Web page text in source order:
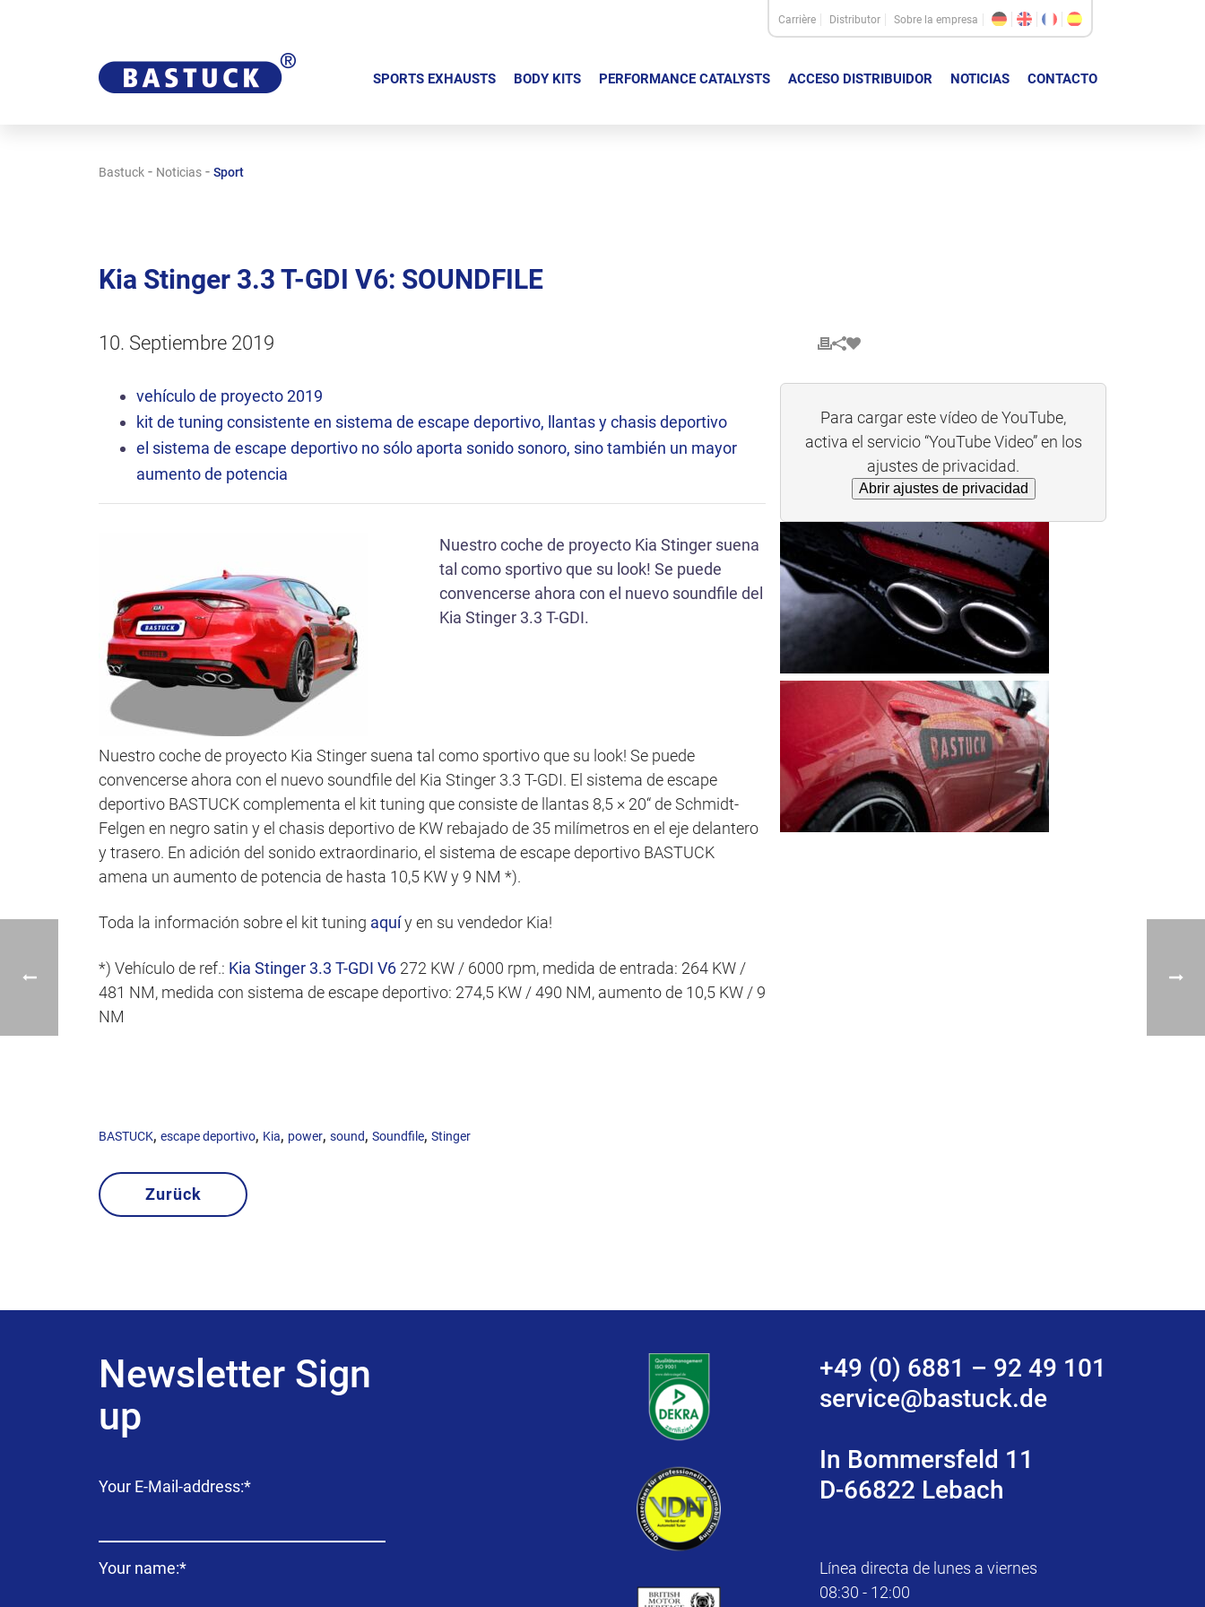
Carrière Distributor Sobre la empresa
e
SPORTS EXHAUSTS BODY KITS PERFORMANCE CATALYSTS ACCESO DISTRIBUIDOR NOTICIAS CONTACTO
Bastuck - Noticias - Sport
Kia Stinger 3.3 T-GDI V6: SOUNDFILE
10. Septiembre 2019
vehículo de proyecto 2019
kit de tuning consistente en sistema de escape deportivo, llantas y chasis deportivo
el sistema de escape deportivo no sólo aporta sonido sonoro, sino también un mayor
aumento de potencia
Nuestro coche de proyecto Kia Stinger suena
tal como sportivo que su look! Se puede
convencerse ahora con el nuevo soundfile del
Kia Stinger 3.3 T-GDI.
Nuestro coche de proyecto Kia Stinger suena tal como sportivo que su look! Se puede
convencerse ahora con el nuevo soundfile del Kia Stinger 3.3 T-GDI. El sistema de escape
deportivo BASTUCK complementa el kit tuning que consiste de llantas 8,5 × 20“ de Schmidt-
Felgen en negro satin y el chasis deportivo de KW rebajado de 35 milímetros en el eje delantero
y trasero. En adición del sonido extraordinario, el sistema de escape deportivo BASTUCK
amena un aumento de potencia de hasta 10,5 KW y 9 NM *).
Toda la información sobre el kit tuning aquíy en su vendedor Kia!
*) Vehículo de ref.: Kia Stinger 3.3 T-GDI V6 272 KW / 6000 rpm, medida de entrada: 264 KW /
481 NM, medida con sistema de escape deportivo: 274,5 KW / 490 NM, aumento de 10,5 KW / 9
NM
Para cargar este vídeo de YouTube,
activa el servicio “YouTube Video” en los
ajustes de privacidad.
Abrir ajustes de privacidad
BASTUCK, escape deportivo, Kia, power, sound, Soundfile, Stinger
Zurück
Newsletter Sign
up
Campo
Your E-Mail-address:*
Campo
Your name:*
+49 (0) 6881 – 92 49 101
service@bastuck.de
In Bommersfeld 11
D-66822 Lebach
Línea directa de lunes a viernes
08:30 - 12:00